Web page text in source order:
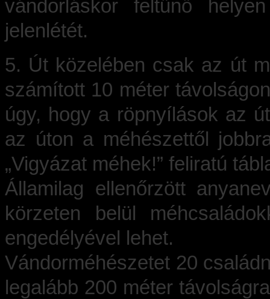
vándorláskor feltűnő
jelenlétét.
5. Út közelében csak az út
számított 10 méter
úgy, hogy a röpnyílások az
az úton a méhészettől
„Vigyázat méhek!” feliratú
Államilag ellenőrzött
körzeten belül
engedélyével lehet.
Vándorméhészetet 20
legalább 200 méter